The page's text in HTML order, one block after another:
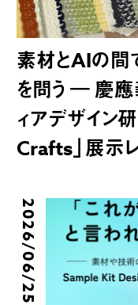
素材とAIの間
を問う ― 慶
ィアデザイン
Crafts」展示
2026/06/25